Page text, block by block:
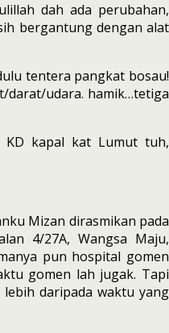
dah ada perubahan,
bergantung dengan alat
tentera pangkat bosau!
darat/udara. hamik…tetiga
KD kapal kat Lumut tuh,
Mizan dirasmikan pada
4/27A, Wangsa Maju,
pun hospital gomen
gomen lah jugak. Tapi
daripada waktu yang